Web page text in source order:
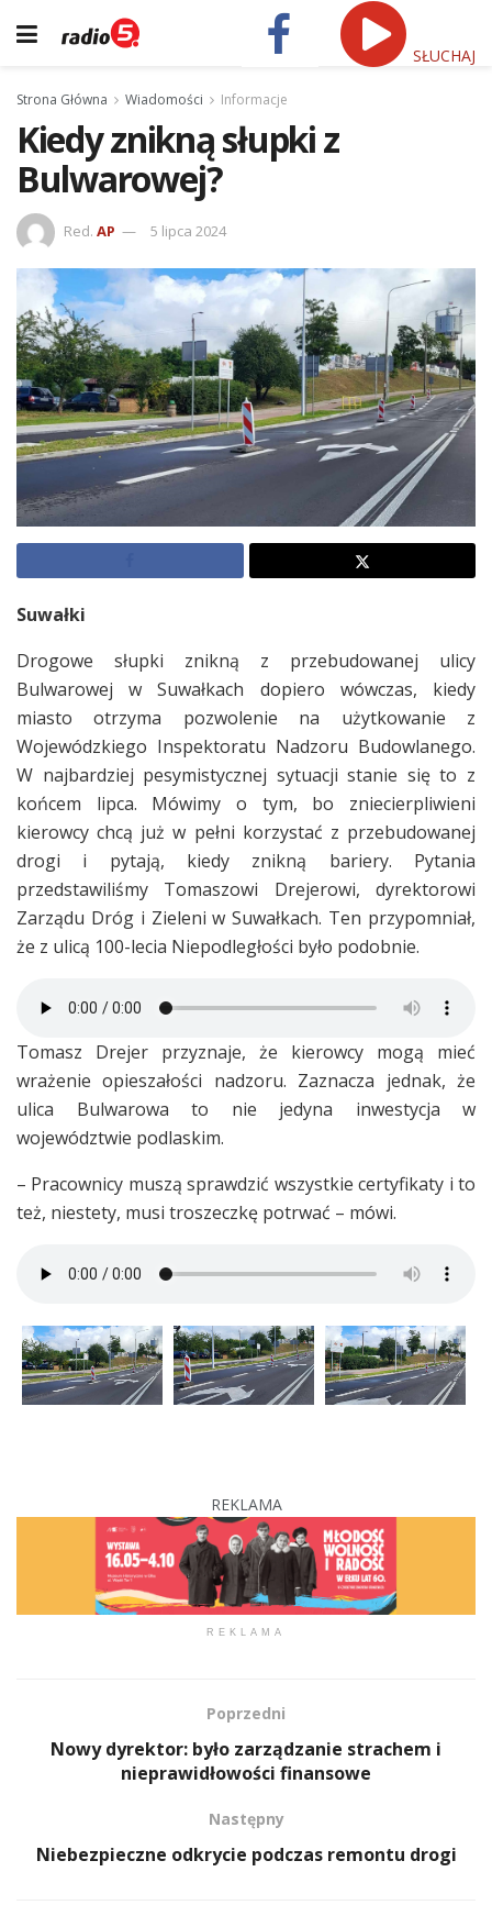
SŁUCHAJ
Strona Główna Wiadomości Informacje
Kiedy znikną słupki z
Bulwarowej?
Red. AP 5 lipca 2024
Suwałki
Drogowe słupki znikną z przebudowanej ulicy
Bulwarowej w Suwałkach dopiero wówczas, kiedy
miasto otrzyma pozwolenie na użytkowanie z
Wojewódzkiego Inspektoratu Nadzoru Budowlanego.
W najbardziej pesymistycznej sytuacji stanie się to z
końcem lipca. Mówimy o tym, bo zniecierpliwieni
kierowcy chcą już w pełni korzystać z przebudowanej
drogi i pytają, kiedy znikną bariery. Pytania
przedstawiliśmy Tomaszowi Drejerowi, dyrektorowi
Zarządu Dróg i Zieleni w Suwałkach. Ten przypomniał,
że z ulicą 100-lecia Niepodległości było podobnie.
Tomasz Drejer przyznaje, że kierowcy mogą mieć
wrażenie opieszałości nadzoru. Zaznacza jednak, że
ulica Bulwarowa to nie jedyna inwestycja w
województwie podlaskim.
– Pracownicy muszą sprawdzić wszystkie certyfikaty i to
też, niestety, musi troszeczkę potrwać – mówi.
REKLAMA
REKLAMA
Poprzedni
Nowy dyrektor: było zarządzanie strachem i
nieprawidłowości finansowe
Następny
Niebezpieczne odkrycie podczas remontu drogi